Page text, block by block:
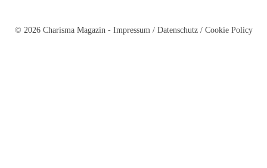
© 2026 Charisma Magazin - Impressum/ Datenschutz/ Cookie Policy